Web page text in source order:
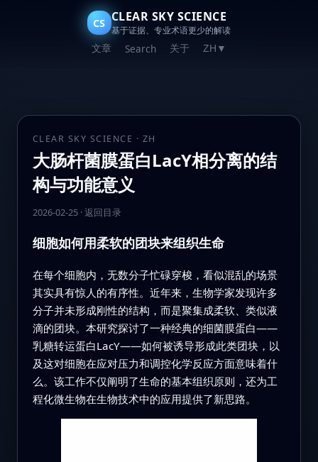
CS CLEAR SKY SCIENCE
基于证据、专业术语更少的解读
文章 Search 关于 ZH ▼
CLEAR SKY SCIENCE · ZH
大肠杆菌膜蛋白LacY相分离的结
构与功能意义
2026-02-25· 返回目录
细胞如何用柔软的团块来组织生命
在每个细胞内，无数分子忙碌穿梭，看似混乱的场景
其实具有惊人的有序性。近年来，生物学家发现许多
分子并未形成刚性的结构，而是聚集成柔软、类似液
滴的团块。本研究探讨了一种经典的细菌膜蛋白——
乳糖转运蛋白LacY——如何被诱导形成此类团块，以
及这对细胞在应对压力和调控化学反应方面意味着什
么。该工作不仅阐明了生命的基本组织原则，还为工
程化微生物在生物技术中的应用提供了新思路。